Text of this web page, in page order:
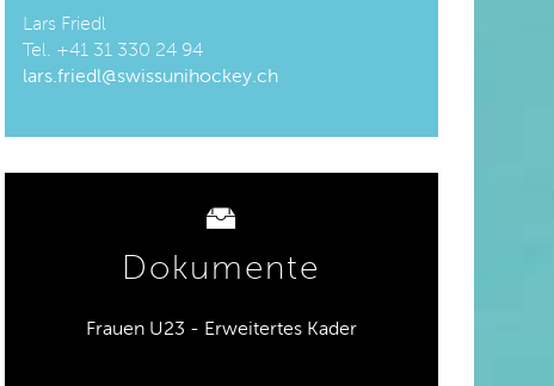
Lars Friedl
Tel. +41 31 330 24 94
lars.friedl@swissunihockey.ch
Dokumente
Frauen U23 - Erweitertes Kader